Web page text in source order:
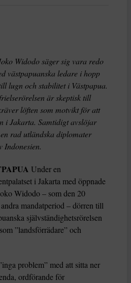
Widodo säger sig vara redo
västpapuanska ledare i hopp
lugn och stabilitet i Västpapua.
är skeptisk till
löften som motvikt för att
i Jakarta. Samtidigt avslöjar
rad utländska diplomater
Indonesien.
Under en
i Jakarta med öppnade
Widodo – som den 20
mandatperiod – dörren till
självständighetsrörelsen
”landsförrädare” och
problem” med att sitta ner
ordförande för